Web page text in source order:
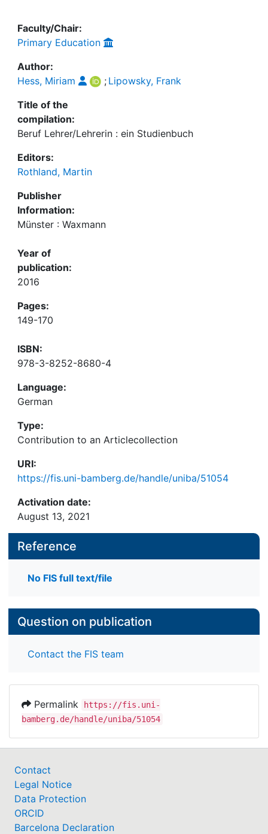
Faculty/Chair:
Primary Education
Author:
Hess, Miriam
; Lipowsky, Frank
Title of the
compilation:
Beruf Lehrer/Lehrerin : ein Studienbuch
Editors:
Rothland, Martin
Publisher
Information:
Münster : Waxmann
Year of
publication:
2016
Pages:
149-170
ISBN:
978-3-8252-8680-4
Language:
German
Type:
Contribution to an Articlecollection
URI:
https://fis.uni-bamberg.de/handle/uniba/51054
Activation date:
August 13, 2021
Reference
No FIS full text/file
Question on publication
Contact the FIS team
Permalink
https://fis.uni-
bamberg.de/handle/uniba/51054
Contact
Legal Notice
Data Protection
ORCID
Barcelona Declaration